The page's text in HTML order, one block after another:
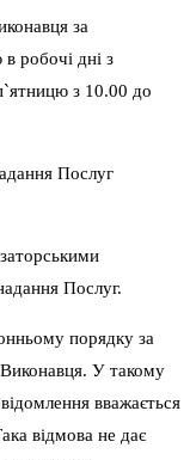
за
робочі дні з
з 10.00 до
Послуг
Послуг.
порядку за
У такому
вважається
відмова не дає